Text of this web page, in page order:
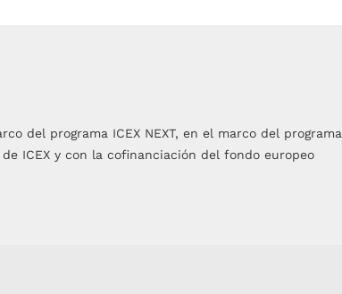
del programa ICEX NEXT, en el marco del programa
de ICEX y con la cofinanciación del fondo europeo